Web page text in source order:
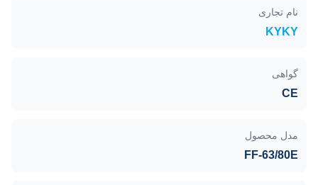
نام تجاری
KYKY
گواهی
CE
مدل محصول
FF-63/80E